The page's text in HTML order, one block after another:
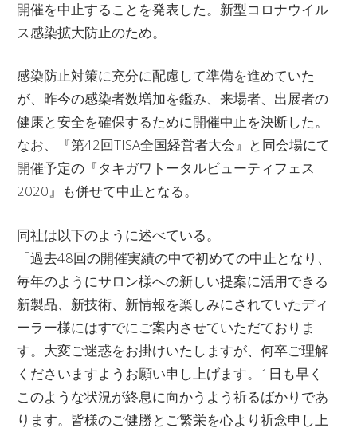
開催を中止することを発表した。新型コロナウイル
ス感染拡大防止のため。
感染防止対策に充分に配慮して準備を進めていた
が、昨今の感染者数増加を鑑み、来場者、出展者の
健康と安全を確保するために開催中止を決断した。
なお、『第42回TISA全国経営者大会』と同会場にて
開催予定の『タキガワトータルビューティフェス
2020』も併せて中止となる。
同社は以下のように述べている。
「過去48回の開催実績の中で初めての中止となり、
毎年のようにサロン様への新しい提案に活用できる
新製品、新技術、新情報を楽しみにされていたディ
ーラー様にはすでにご案内させていただておりま
す。大変ご迷惑をお掛けいたしますが、何卒ご理解
くださいますようお願い申し上げます。1日も早く
このような状況が終息に向かうよう祈るばかりであ
ります。皆様のご健勝とご繁栄を心より祈念申し上